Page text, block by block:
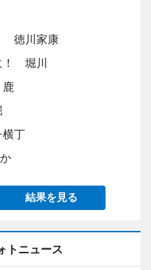
徳川家康
！ 堀川
丁
結果を見る
トニュース